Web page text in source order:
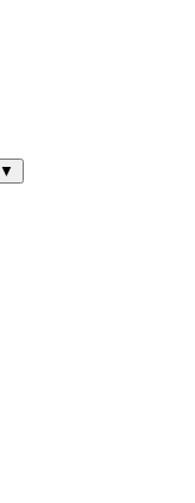
▼